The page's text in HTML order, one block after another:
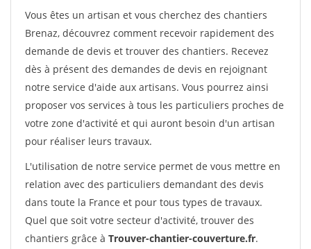
Vous êtes un artisan et vous cherchez des chantiers
Brenaz, découvrez comment recevoir rapidement des
demande de devis et trouver des chantiers. Recevez
dès à présent des demandes de devis en rejoignant
notre service d'aide aux artisans. Vous pourrez ainsi
proposer vos services à tous les particuliers proches de
votre zone d'activité et qui auront besoin d'un artisan
pour réaliser leurs travaux.
L'utilisation de notre service permet de vous mettre en
relation avec des particuliers demandant des devis
dans toute la France et pour tous types de travaux.
Quel que soit votre secteur d'activité, trouver des
chantiers grâce à Trouver-chantier-couverture.fr.